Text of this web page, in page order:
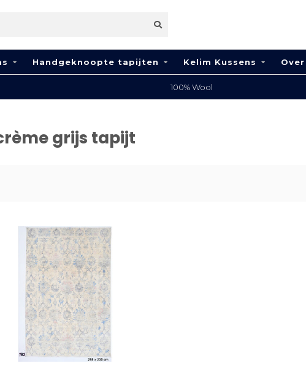
Handgeknoopte tapijten Kelim Kussens
grijs tapijt